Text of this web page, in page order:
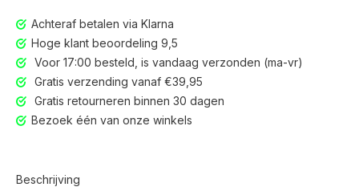
Achteraf betalen via Klarna
Hoge klant beoordeling 9,5
Voor 17:00 besteld, is vandaag verzonden (ma-vr)
Gratis verzending vanaf €39,95
Gratis retourneren binnen 30 dagen
Bezoek één van onze winkels
Beschrijving